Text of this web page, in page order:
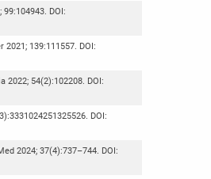
DOI:
2021; 139:111557. DOI:
2022; 54(2):102208. DOI:
DOI:
2024; 37(4):737–744. DOI: